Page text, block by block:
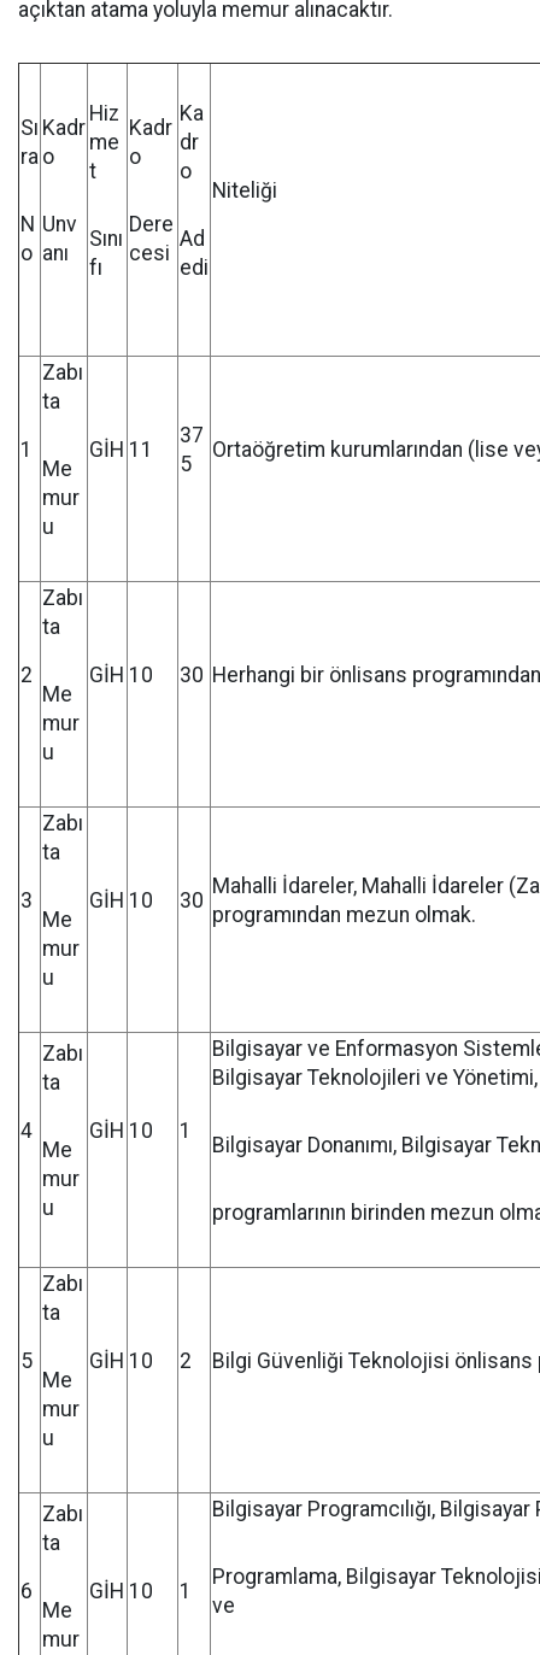
açıktan atama yoluyla memur alınacaktır.
Sı
ra
N
o
Kadr
o
Unv
anı
Hiz
me
t
Sını
fı
Kadr
o
Dere
cesi
Ka
dr
o
Ad
edi
Niteliği
1
Zabı
ta
Me
mur
u
GİH 11
37
5
Ortaöğretim kurumlarından (lise
2
Zabı
ta
Me
mur
u
GİH 10 30 Herhangi bir önlisans
3
Zabı
ta
Me
mur
u
GİH 10 30
Mahalli İdareler, Mahalli İdareler
programından mezun olmak.
4
Zabı
ta
Me
mur
u
GİH 10 1
Bilgisayar ve Enformasyon
Bilgisayar Teknolojileri ve
Bilgisayar Donanımı, Bilgisayar
programlarının birinden mezun
5
Zabı
ta
Me
mur
u
GİH 10 2 Bilgi Güvenliği Teknolojisi önlisans
6
Zabı
ta
Me
mur
GİH 10 1
Bilgisayar Programcılığı,
Programlama, Bilgisayar
ve